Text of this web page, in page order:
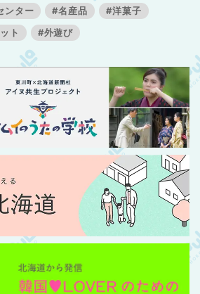
ンター
#名産品
#洋菓子
ト #外遊び